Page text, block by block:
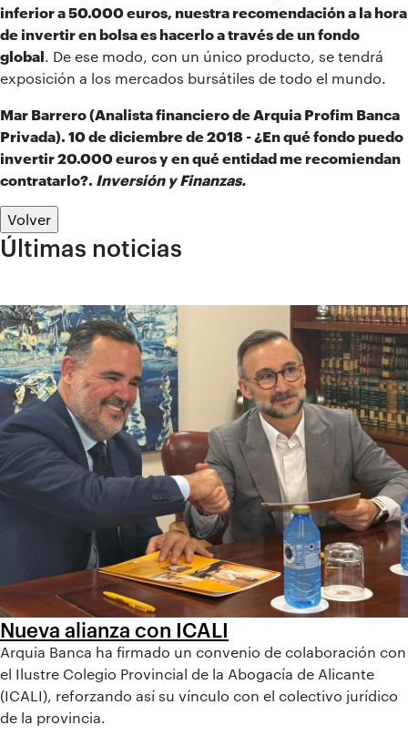
inferior a 50.000 euros, nuestra recomendación a la hora
de invertir en bolsa es hacerlo a través de un fondo
global . De ese modo, con un único producto, se tendrá
exposición a los mercados bursátiles de todo el mundo.
Mar Barrero (Analista financiero de Arquia Profim Banca
Privada). 10 de diciembre de 2018 -¿En qué fondo puedo
invertir 20.000 euros y en qué entidad me recomiendan
contratarlo?. Inversión y Finanzas.
Volver
Últimas noticias
Nueva alianza con ICALI
Arquia Banca ha firmado un convenio de colaboración con
el Ilustre Colegio Provincial de la Abogacía de Alicante
(ICALI), reforzando así su vínculo con el colectivo jurídico
de la provincia.